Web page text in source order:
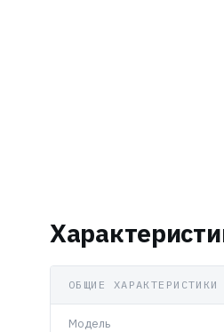
ОБЩИЕ ХАРАКТЕРИСТИКИ
Модель